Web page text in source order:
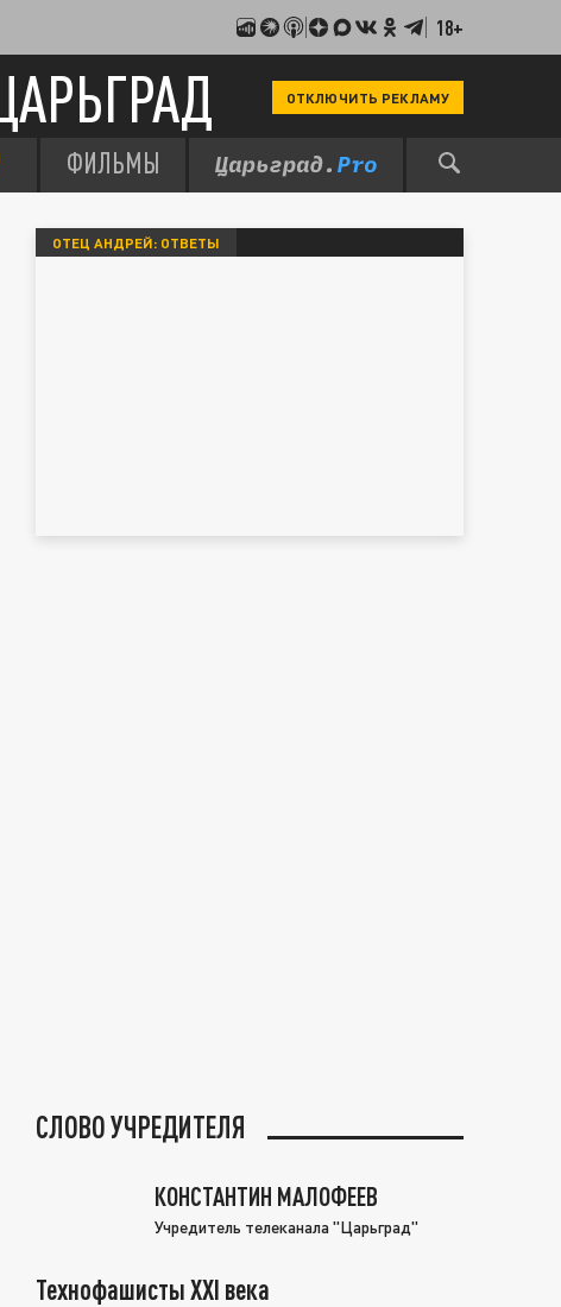
18+
ОТКЛЮЧИТЬ РЕКЛАМУ
ФИЛЬМЫ
ОТЕЦ АНДРЕЙ: ОТВЕТЫ
СЛОВО УЧРЕДИТЕЛЯ
КОНСТАНТИН МАЛОФЕЕВ
Учредитель телеканала "Царьград"
Технофашисты XXI века